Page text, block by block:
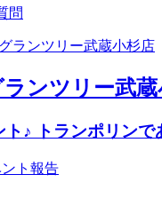
問
ランツリー武蔵小杉店
ンツリー武
♪ トランポリンで
ト報告